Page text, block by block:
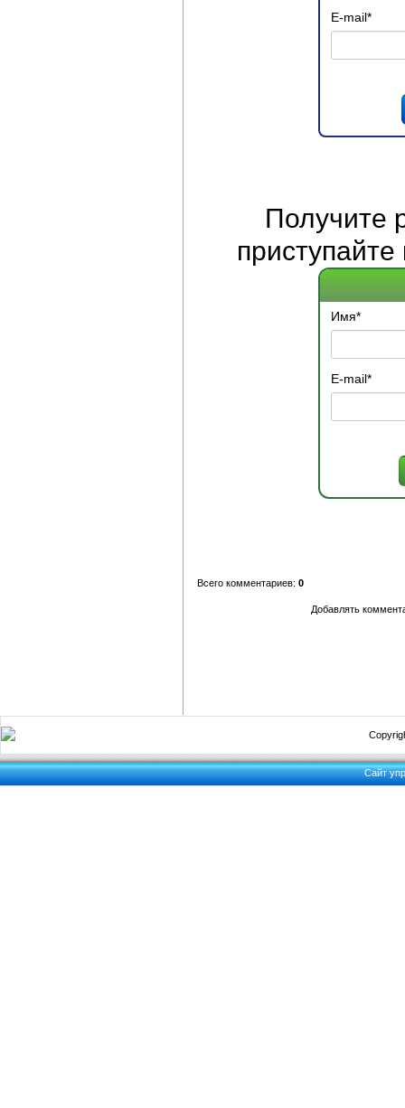
E-mail*
Получите
Имя*
E-mail*
Всего комментариев: 0
Добавлять
Сайт